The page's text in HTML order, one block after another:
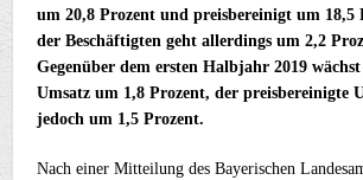
um 20,8 Prozent und preisbereinigt um 18,5
der Beschäftigten geht allerdings um 2,2
Gegenüber dem ersten Halbjahr 2019
Umsatz um 1,8 Prozent, der preisbereinigte
jedoch um 1,5 Prozent.
Nach einer Mitteilung des Bayerischen